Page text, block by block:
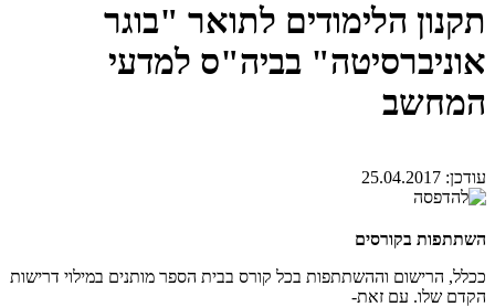
תקנון הלימודים לתואר "בוגר
אוניברסיטה" בביה"ס למדעי
המחשב
עודכן: 25.04.2017
השתתפות בקורסים
ככלל, הרישום וההשתתפות בכל קורס בבית הספר מותנים במילוי דרישות
הקדם שלו. עם זאת-